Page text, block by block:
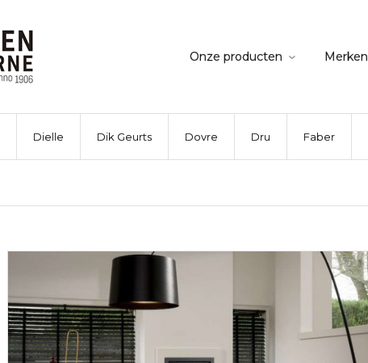
Onze producten Merken
Dielle Dik Geurts Dovre Dru Faber